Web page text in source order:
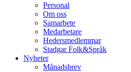
Personal
Om oss
Samarbete
Medarbetare
Hedersmedlemmar
Stadgar Folk&Språk
Nyheter
Månadsbrev